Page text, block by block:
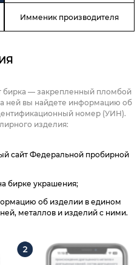
Имменик производителя
бирка — закрепленный пломбой
ней вы найдете информацию об
номер (УИН).
изделия:
сайт Федеральной пробирной
бирке украшения;
об изделии в едином
металлов и изделий с ними.